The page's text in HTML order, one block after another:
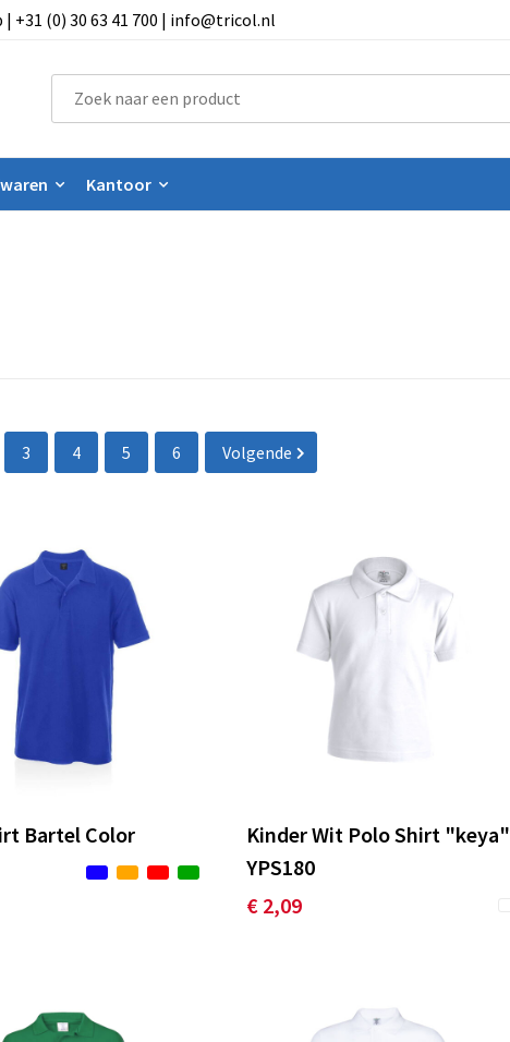
+31 (0) 30 63 41 700 | info@tricol.nl
Kantoor
3 4 5 6 Volgende
Bartel Color
Kinder Wit Polo Shirt "keya"
YPS180
€ 2,09